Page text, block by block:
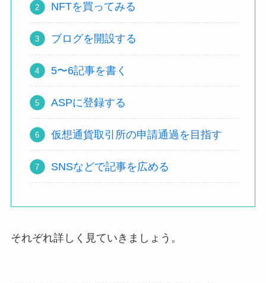
NFTを買ってみる
ブログを開設する
5〜6記事を書く
ASPに登録する
仮想通貨取引所の申請通過を目指す
SNSなどで記事を広める
それぞれ詳しく見ていきましょう。